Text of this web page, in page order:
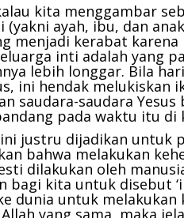
kita menggambar
ayah, ibu, dan
menjadi kerabat
inti adalah yang
lebih longgar. Bila
ini hendak melukiskan
saudara-saudara
pada waktu itu di
justru dijadikan untuk
bahwa melakukan
dilakukan oleh
bagi kita untuk disebut
dunia untuk melakukan
yang sama, maka